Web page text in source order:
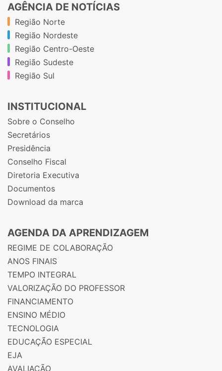
AGÊNCIA DE NOTÍCIAS
Região Norte
Região Nordeste
Região Centro-Oeste
Região Sudeste
Região Sul
INSTITUCIONAL
Sobre o Conselho
Secretários
Presidência
Conselho Fiscal
Diretoria Executiva
Documentos
Download da marca
AGENDA DA APRENDIZAGEM
REGIME DE COLABORAÇÃO
ANOS FINAIS
TEMPO INTEGRAL
VALORIZAÇÃO DO PROFESSOR
FINANCIAMENTO
ENSINO MÉDIO
TECNOLOGIA
EDUCAÇÃO ESPECIAL
EJA
AVALIAÇÃO